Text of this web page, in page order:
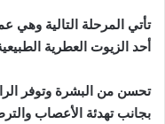
تأتي المرحلة التالية
أحد الزيوت العطرية
تحسن من البشرة وتوفر
بجانب تهدئة الأعصاب